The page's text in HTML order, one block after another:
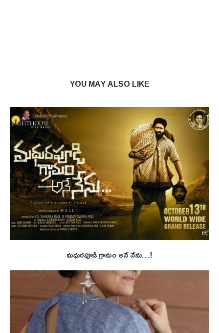
YOU MAY ALSO LIKE
మధురపూడి గ్రామం అనే నేను…!